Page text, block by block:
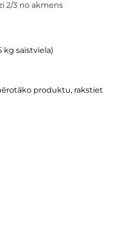
2/3 no akmens
kg saistviela)
produktu, rakstiet